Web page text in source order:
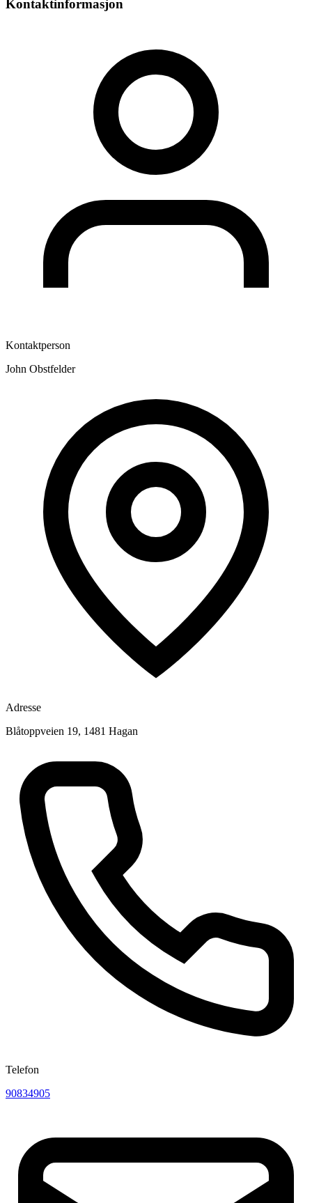
Kontaktinformasjon
Kontaktperson
John Obstfelder
Adresse
Blåtoppveien 19, 1481 Hagan
Telefon
90834905